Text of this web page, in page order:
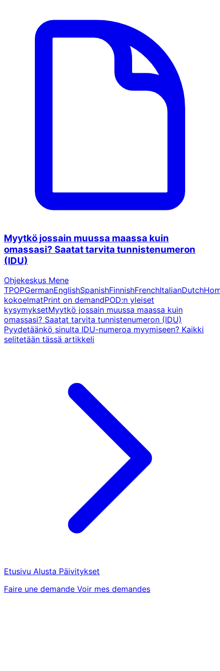
Myytkö jossain muussa maassa kuin
omassasi? Saatat tarvita tunnistenumeron
(IDU)
Ohjekeskus Mene
kokoelmatPrint on demandPOD:n yleiset
kysymyksetMyytkö jossain muussa maassa kuin
omassasi? Saatat tarvita tunnistenumeron (IDU)
Pyydetäänkö sinulta IDU-numeroa myymiseen? Kaikki
selitetään tässä artikkeli
Etusivu Alusta Päivitykset
Faire une demande Voir mes demandes